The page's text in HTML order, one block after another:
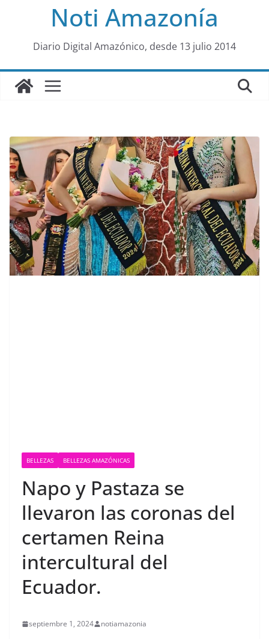
al
Noti Amazonía
Diario Digital Amazónico, desde 13 julio 2014
BELLEZAS BELLEZAS AMAZÓNICAS
Napo y Pastaza se
llevaron las coronas del
certamen Reina
intercultural del
Ecuador.
septiembre 1, 2024 notiamazonia